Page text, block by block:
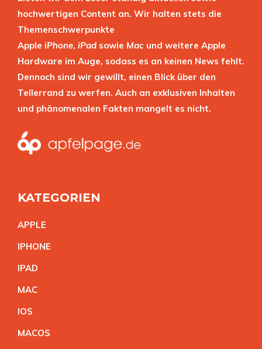
hochwertigen Content an. Wir halten stets die
Themenschwerpunkte
Apple iPhone, iPad sowie Mac und weitere Apple
Hardware im Auge, sodass es an keinen News fehlt.
Dennoch sind wir gewillt, einen Blick über den
Tellerrand zu werfen. Auch an exklusiven Inhalten
und phänomenalen Fakten mangelt es nicht.
KATEGORIEN
APPLE
IPHONE
IPAD
MAC
IOS
MACOS